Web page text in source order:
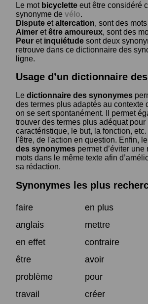
Le mot bicyclette eut être considéré
synonyme de vélo.
Dispute etaltercation, sont des
Aimer etêtre amoureux, sont des
Peur et inquiétude sont deux
retrouve dans ce dictionnaire des
ligne.
Usage d’un dictionnaire
Le dictionnaire des synonymes
des termes plus adaptés au contexte
on se sert spontanément. Il permet
trouver des termes plus adéquat pour
caractéristique, le but, la fonction,
l'être, de l'action en question. Enfin, le
des synonymes permet d’éviter
mots dans le même texte afin
sa rédaction.
Synonymes les plus
faire
en plus
anglais
mettre
en effet
contraire
être
avoir
problème
pour
travail
créer